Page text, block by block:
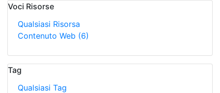
Voci Risorse
Qualsiasi Risorsa
Contenuto Web (6)
Tag
Qualsiasi Tag